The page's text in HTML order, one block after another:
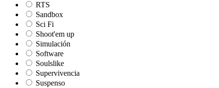
RTS
Sandbox
Sci Fi
Shoot'em up
Simulación
Software
Soulslike
Supervivencia
Suspenso